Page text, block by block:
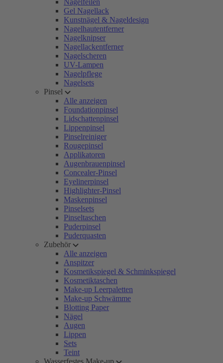
Nagelfeilen
Gel Nagellack
Kunstnägel & Nageldesign
Nagelhautentferner
Nagelknipser
Nagellackentferner
Nagelscheren
UV-Lampen
Nagelpflege
Nagelsets
Pinsel
Alle anzeigen
Foundationpinsel
Lidschattenpinsel
Lippenpinsel
Pinselreiniger
Rougepinsel
Applikatoren
Augenbrauenpinsel
Concealer-Pinsel
Eyelinerpinsel
Highlighter-Pinsel
Maskenpinsel
Pinselsets
Pinseltaschen
Puderpinsel
Puderquasten
Zubehör
Alle anzeigen
Anspitzer
Kosmetikspiegel & Schminkspiegel
Kosmetiktaschen
Make-up Leerpaletten
Make-up Schwämme
Blotting Paper
Nägel
Augen
Lippen
Sets
Teint
Wasserfestes Make-up